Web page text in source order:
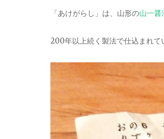
「あけがらし」は、山形の山一醤
200年以上続く製法で仕込まれて